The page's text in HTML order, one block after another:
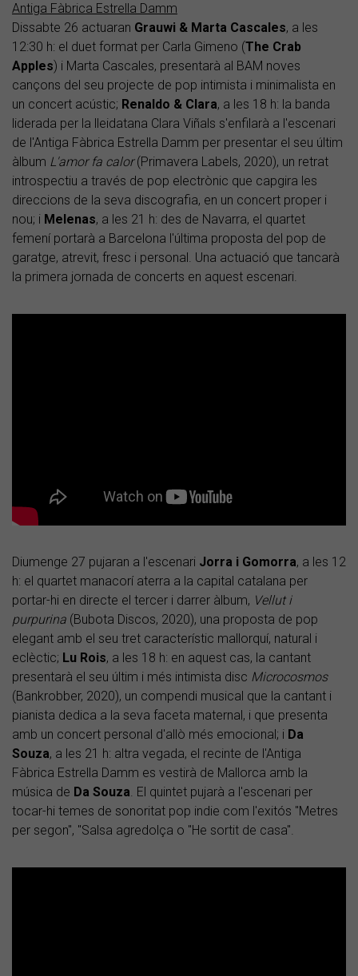
Antiga Fàbrica Estrella Damm
Dissabte 26 actuaran Grauwi & Marta Cascales, a les
12:30 h: el duet format per Carla Gimeno (The Crab
Apples) i Marta Cascales, presentarà al BAM noves
cançons del seu projecte de pop intimista i minimalista en
un concert acústic; Renaldo & Clara, a les 18 h: la banda
liderada per la lleidatana Clara Viñals s'enfilarà a l'escenari
de l'Antiga Fàbrica Estrella Damm per presentar el seu últim
àlbum L'amor fa calor(Primavera Labels, 2020), un retrat
introspectiu a través de pop electrònic que capgira les
direccions de la seva discografia, en un concert proper i
nou; i Melenas, a les 21 h: des de Navarra, el quartet
femení portarà a Barcelona l'última proposta del pop de
garatge, atrevit, fresc i personal. Una actuació que tancarà
la primera jornada de concerts en aquest escenari.
Diumenge 27 pujaran a l'escenari Jorra i Gomorra, a les 12
h: el quartet manacorí aterra a la capital catalana per
portar-hi en directe el tercer i darrer àlbum, Vellut i
purpurina (Bubota Discos, 2020), una proposta de pop
elegant amb el seu tret característic mallorquí, natural i
eclèctic; Lu Rois, a les 18 h: en aquest cas, la cantant
presentarà el seu últim i més intimista disc Microcosmos
(Bankrobber, 2020), un compendi musical que la cantant i
pianista dedica a la seva faceta maternal, i que presenta
amb un concert personal d'allò més emocional; i Da
Souza, a les 21 h: altra vegada, el recinte de l'Antiga
Fàbrica Estrella Damm es vestirà de Mallorca amb la
música de Da Souza. El quintet pujarà a l'escenari per
tocar-hi temes de sonoritat pop indie com l'exitós "Metres
per segon", "Salsa agredolça o "He sortit de casa".